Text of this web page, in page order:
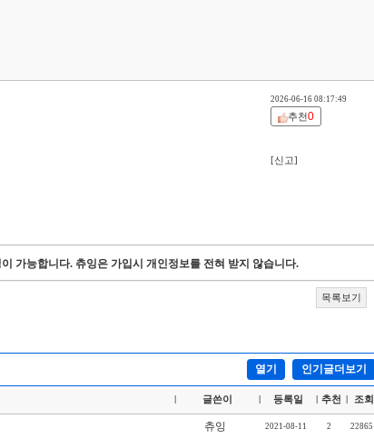
2026-06-16 08:17:49
추천0
[신고]
가능합니다. 츄잉은 가입시 개인정보를 전혀 받지 않습니다.
목록보기
열기 인기글더보기
글쓴이 등록일 추천 조회
츄잉 2021-08-11 2 22865